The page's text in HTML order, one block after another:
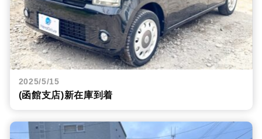
2025/5/15
(函館支店)新在庫到着